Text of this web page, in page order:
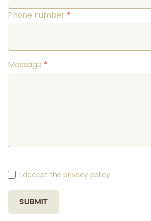
Phone number *
Message *
I accept the privacy policy
SUBMIT